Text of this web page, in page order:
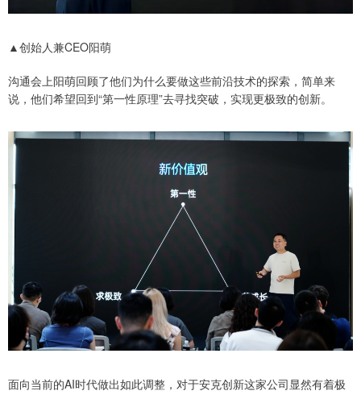
▲创始人兼CEO阳萌
沟通会上阳萌回顾了他们为什么要做这些前沿技术的探索，简单来
说，他们希望回到“第一性原理”去寻找突破，实现更极致的创新。
面向当前的AI时代做出如此调整，对于安克创新这家公司显然有着极